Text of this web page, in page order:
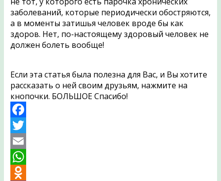
заболеваний, которые периодически обостряются,
а в моменты затишья человек вроде бы как
здоров. Нет, по-настоящему здоровый человек не
должен болеть вообще!
Если эта статья была полезна для Вас, и Вы хотите
рассказать о ней своим друзьям, нажмите на
кнопочки. БОЛЬШОЕ Спасибо!
Facebook
Twitter
Email
WhatsApp